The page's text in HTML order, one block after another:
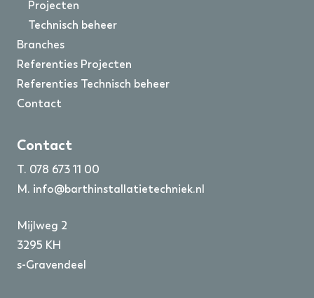
Projecten
Technisch beheer
Branches
Referenties Projecten
Referenties Technisch beheer
Contact
Contact
T. 078 673 11 00
M. info@barthinstallatietechniek.nl
Mijlweg 2
3295 KH
s-Gravendeel